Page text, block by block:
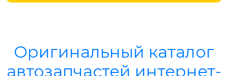
Оригинальный каталог
автозапчастей интернет-